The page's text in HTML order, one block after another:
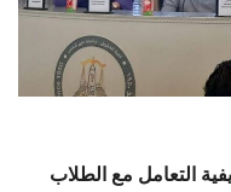
الدراسات العليا
الخريجين
التعامل مع الطلاب